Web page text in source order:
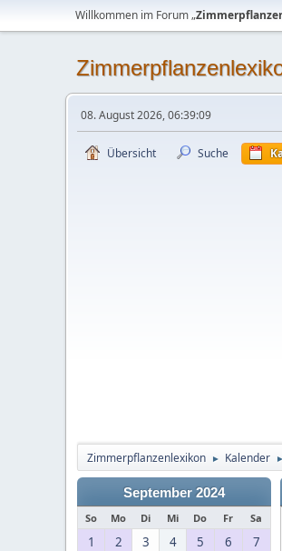
Willkommen im Forum „
08. August 2026, 06:39:09
Übersicht Suche
Zimmerpflanzenlexikon ► Kalender ►
September 2024
So Mo Di Mi Do Fr Sa
1 2 3 4 5 6
7